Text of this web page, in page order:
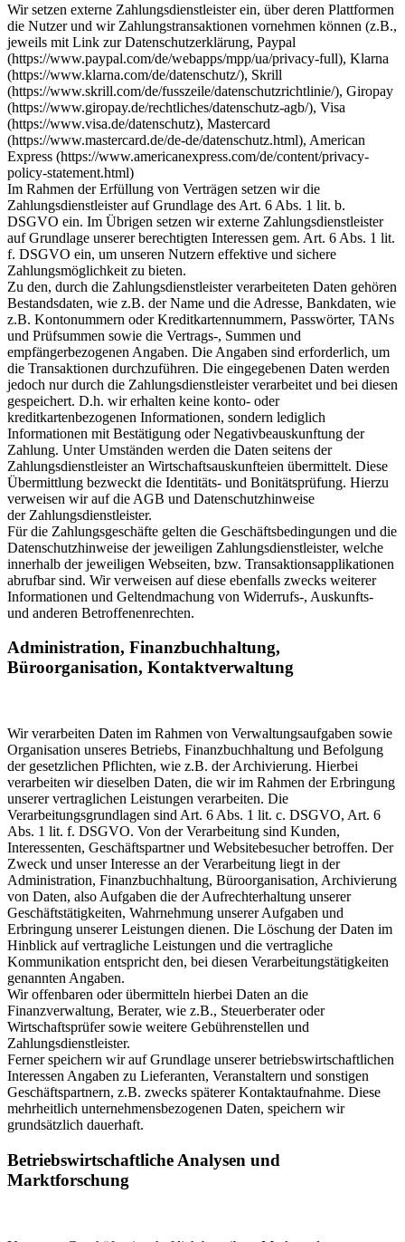
Wir setzen externe Zahlungsdienstleister ein, über deren Plattformen
die Nutzer und wir Zahlungstransaktionen vornehmen können (z.B.,
jeweils mit Link zur Datenschutzerklärung, Paypal
(https://www.paypal.com/de/webapps/mpp/ua/privacy-full), Klarna
(https://www.klarna.com/de/datenschutz/), Skrill
(https://www.skrill.com/de/fusszeile/datenschutzrichtlinie/), Giropay
(https://www.giropay.de/rechtliches/datenschutz-agb/), Visa
(https://www.visa.de/datenschutz), Mastercard
(https://www.mastercard.de/de-de/datenschutz.html), American
Express (https://www.americanexpress.com/de/content/privacy-
policy-statement.html)
Im Rahmen der Erfüllung von Verträgen setzen wir die
Zahlungsdienstleister auf Grundlage des Art. 6 Abs. 1 lit. b.
DSGVO ein. Im Übrigen setzen wir externe Zahlungsdienstleister
auf Grundlage unserer berechtigten Interessen gem. Art. 6 Abs. 1 lit.
f. DSGVO ein, um unseren Nutzern effektive und sichere
Zahlungsmöglichkeit zu bieten.
Zu den, durch die Zahlungsdienstleister verarbeiteten Daten gehören
Bestandsdaten, wie z.B. der Name und die Adresse, Bankdaten, wie
z.B. Kontonummern oder Kreditkartennummern, Passwörter, TANs
und Prüfsummen sowie die Vertrags-, Summen und
empfängerbezogenen Angaben. Die Angaben sind erforderlich, um
die Transaktionen durchzuführen. Die eingegebenen Daten werden
jedoch nur durch die Zahlungsdienstleister verarbeitet und bei diesen
gespeichert. D.h. wir erhalten keine konto- oder
kreditkartenbezogenen Informationen, sondern lediglich
Informationen mit Bestätigung oder Negativbeauskunftung der
Zahlung. Unter Umständen werden die Daten seitens der
Zahlungsdienstleister an Wirtschaftsauskunfteien übermittelt. Diese
Übermittlung bezweckt die Identitäts- und Bonitätsprüfung. Hierzu
verweisen wir auf die AGB und Datenschutzhinweise
der Zahlungsdienstleister.
Für die Zahlungsgeschäfte gelten die Geschäftsbedingungen und die
Datenschutzhinweise der jeweiligen Zahlungsdienstleister, welche
innerhalb der jeweiligen Webseiten, bzw. Transaktionsapplikationen
abrufbar sind. Wir verweisen auf diese ebenfalls zwecks weiterer
Informationen und Geltendmachung von Widerrufs-, Auskunfts-
und anderen Betroffenenrechten.
Administration, Finanzbuchhaltung,
Büroorganisation, Kontaktverwaltung
Wir verarbeiten Daten im Rahmen von Verwaltungsaufgaben sowie
Organisation unseres Betriebs, Finanzbuchhaltung und Befolgung
der gesetzlichen Pflichten, wie z.B. der Archivierung. Hierbei
verarbeiten wir dieselben Daten, die wir im Rahmen der Erbringung
unserer vertraglichen Leistungen verarbeiten. Die
Verarbeitungsgrundlagen sind Art. 6 Abs. 1 lit. c. DSGVO, Art. 6
Abs. 1 lit. f. DSGVO. Von der Verarbeitung sind Kunden,
Interessenten, Geschäftspartner und Websitebesucher betroffen. Der
Zweck und unser Interesse an der Verarbeitung liegt in der
Administration, Finanzbuchhaltung, Büroorganisation, Archivierung
von Daten, also Aufgaben die der Aufrechterhaltung unserer
Geschäftstätigkeiten, Wahrnehmung unserer Aufgaben und
Erbringung unserer Leistungen dienen. Die Löschung der Daten im
Hinblick auf vertragliche Leistungen und die vertragliche
Kommunikation entspricht den, bei diesen Verarbeitungstätigkeiten
genannten Angaben.
Wir offenbaren oder übermitteln hierbei Daten an die
Finanzverwaltung, Berater, wie z.B., Steuerberater oder
Wirtschaftsprüfer sowie weitere Gebührenstellen und
Zahlungsdienstleister.
Ferner speichern wir auf Grundlage unserer betriebswirtschaftlichen
Interessen Angaben zu Lieferanten, Veranstaltern und sonstigen
Geschäftspartnern, z.B. zwecks späterer Kontaktaufnahme. Diese
mehrheitlich unternehmensbezogenen Daten, speichern wir
grundsätzlich dauerhaft.
Betriebswirtschaftliche Analysen und
Marktforschung